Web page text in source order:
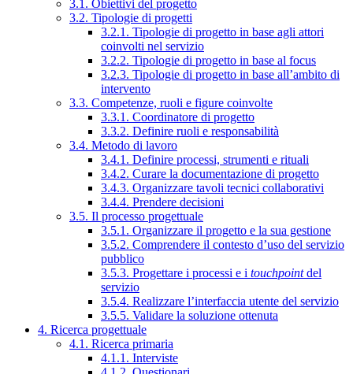
3.1. Obiettivi del progetto
3.2. Tipologie di progetti
3.2.1. Tipologie di progetto in base agli attori
coinvolti nel servizio
3.2.2. Tipologie di progetto in base al focus
3.2.3. Tipologie di progetto in base all’ambito di
intervento
3.3. Competenze, ruoli e figure coinvolte
3.3.1. Coordinatore di progetto
3.3.2. Definire ruoli e responsabilità
3.4. Metodo di lavoro
3.4.1. Definire processi, strumenti e rituali
3.4.2. Curare la documentazione di progetto
3.4.3. Organizzare tavoli tecnici collaborativi
3.4.4. Prendere decisioni
3.5. Il processo progettuale
3.5.1. Organizzare il progetto e la sua gestione
3.5.2. Comprendere il contesto d’uso del servizio
pubblico
3.5.3. Progettare i processi e i touchpointdel
servizio
3.5.4. Realizzare l’interfaccia utente del servizio
3.5.5. Validare la soluzione ottenuta
4. Ricerca progettuale
4.1. Ricerca primaria
4.1.1. Interviste